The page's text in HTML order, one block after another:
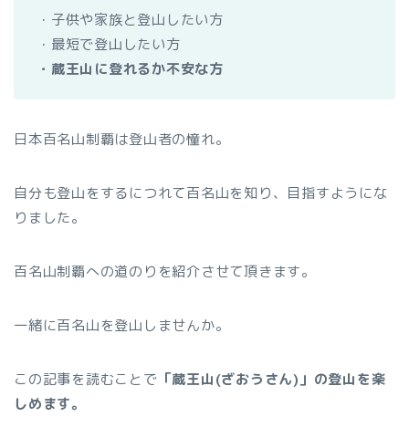
・子供や家族と登山したい方
・最短で登山したい方
・蔵王山に登れるか不安な方
日本百名山制覇は登山者の憧れ。
自分も登山をするにつれて百名山を知り、目指すようにな
りました。
百名山制覇への道のりを紹介させて頂きます。
一緒に百名山を登山しませんか。
この記事を読むことで 「蔵王山(ざおうさん)」の登山を楽
しめます。